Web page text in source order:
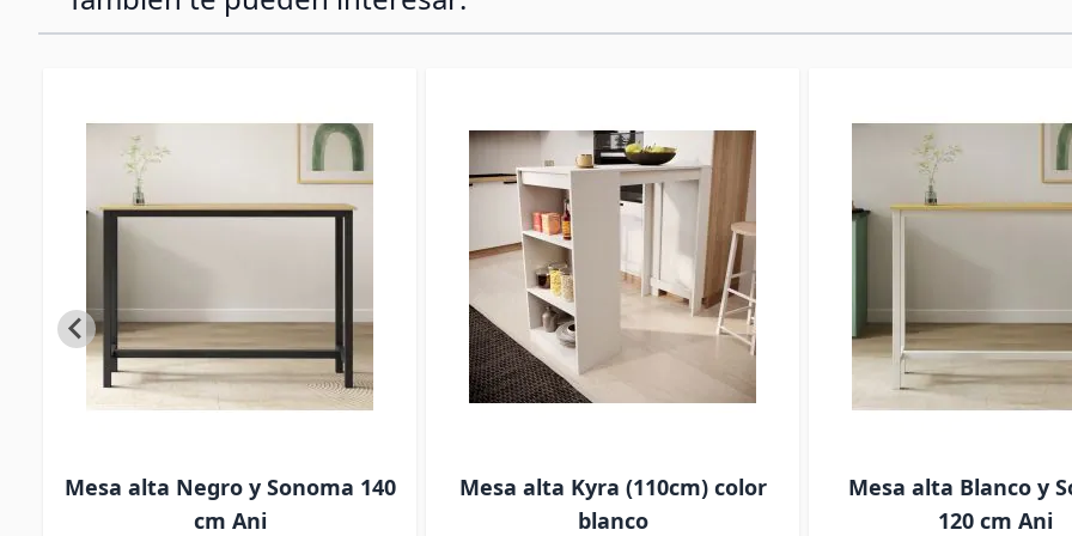
que se adapta a tu
Mesa alta Negro y Sonoma 140
cm Ani
Mesa alta Kyra (110cm) color
blanco
Mesa alta Blanco y
120 cm Ani